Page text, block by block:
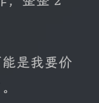
是我要价